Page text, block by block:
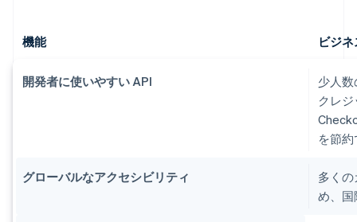
機能 ビジ
開発者に使いやすい API
少人
クレ
を節
グローバルなアクセシビリティ
多く
め、